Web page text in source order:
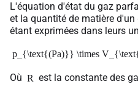
L'équation d'état du gaz
et la quantité de matière
étant exprimées dans leurs
p_{\text{(Pa)}} \times
Où R est la constante des